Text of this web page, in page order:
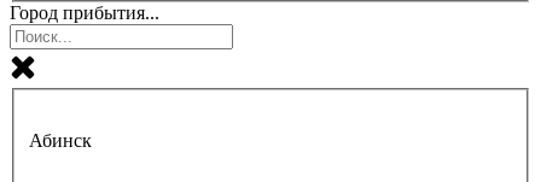
Город прибытия...
Абинск